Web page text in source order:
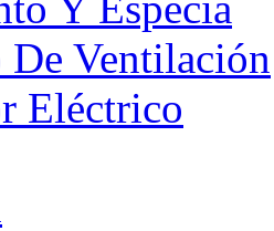
De Ventilación
Eléctrico